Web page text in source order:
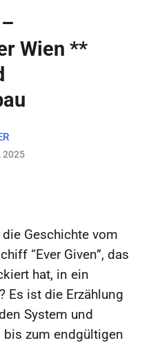
Wien **
2025
Geschichte vom
“Ever Given”, das
hat, in ein
Es ist die Erzählung
System und
zum endgültigen